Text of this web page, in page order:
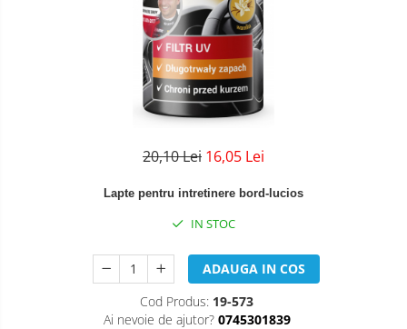
20,10 Lei 16,05 Lei
Lapte pentru intretinere bord-lucios
IN STOC
ADAUGA IN COS
Cod Produs: 19-573
Ai nevoie de ajutor? 0745301839